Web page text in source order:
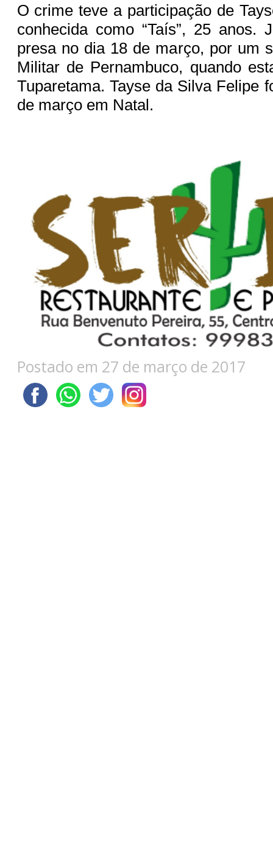
O crime teve a participação de
conhecida como “Taís”, 25 anos.
presa no dia 18 de março, por um
Militar de Pernambuco, quando
Tuparetama. Tayse da Silva Felipe
de março em Natal.
Postado em 27 de março de 2017